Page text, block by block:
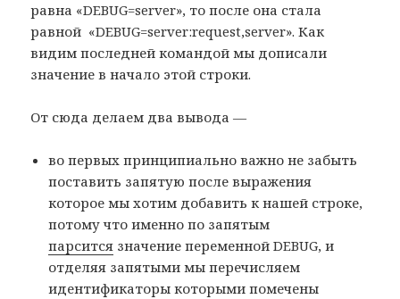
равна «DEBUG=server», то после она стала
равной «DEBUG=server:request,server». Как
видим последней командой мы дописали
значение в начало этой строки.
От сюда делаем два вывода —
во первых принципиально важно не забыть
поставить запятую после выражения
которое мы хотим добавить к нашей строке,
потому что именно по запятым
парсится значение переменной DEBUG, и
отделяя запятыми мы перечисляем
идентификаторы которыми помечены